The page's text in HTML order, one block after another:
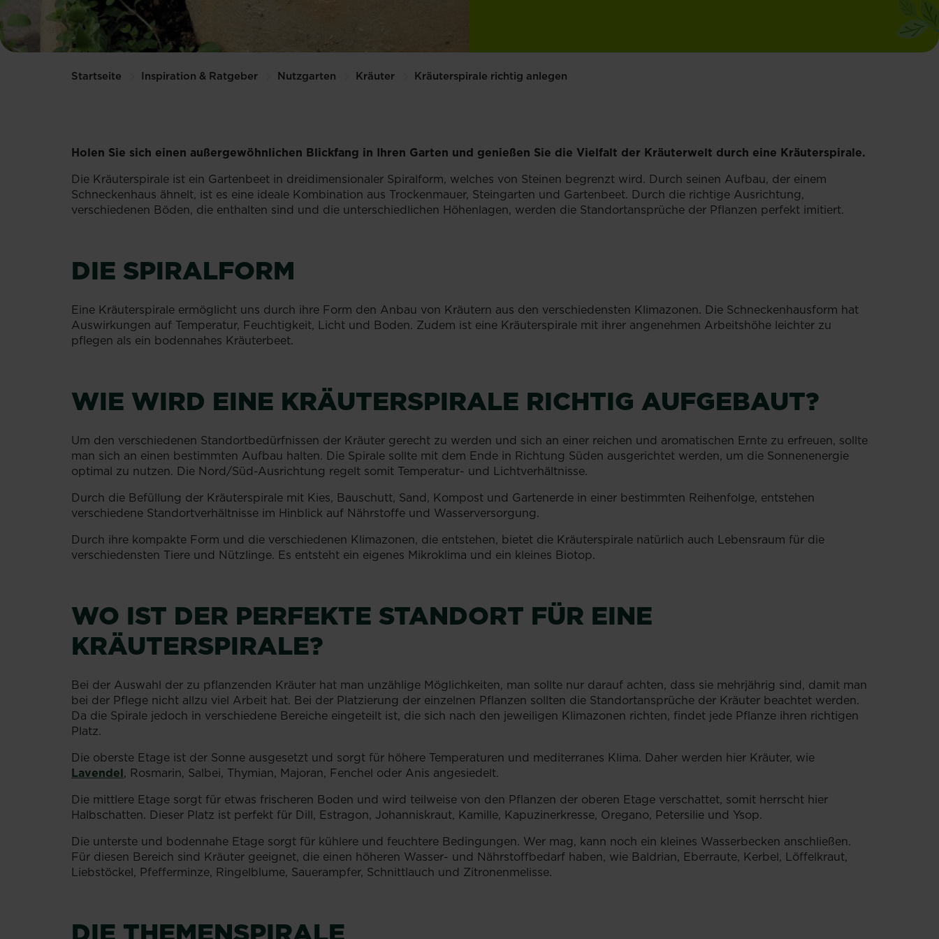
Startseite Inspiration & Ratgeber Nutzgarten Kräuter Kräuterspirale richtig anlegen
Holen Sie sich einen außergewöhnlichen Blickfang in Ihren Garten und genießen Sie die Vielfalt der Kräuterwelt durch eine Kräuterspirale.
Die Kräuterspirale ist ein Gartenbeet in dreidimensionaler Spiralform, welches von Steinen begrenzt wird. Durch seinen Aufbau, der einem
Schneckenhaus ähnelt, ist es eine ideale Kombination aus Trockenmauer, Steingarten und Gartenbeet. Durch die richtige Ausrichtung,
verschiedenen Böden, die enthalten sind und die unterschiedlichen Höhenlagen, werden die Standortansprüche der Pflanzen perfekt imitiert.
DIE SPIRALFORM
Eine Kräuterspirale ermöglicht uns durch ihre Form den Anbau von Kräutern aus den verschiedensten Klimazonen. Die Schneckenhausform hat
Auswirkungen auf Temperatur, Feuchtigkeit, Licht und Boden. Zudem ist eine Kräuterspirale mit ihrer angenehmen Arbeitshöhe leichter zu
pflegen als ein bodennahes Kräuterbeet.
WIE WIRD EINE KRÄUTERSPIRALE RICHTIG AUFGEBAUT?
Um den verschiedenen Standortbedürfnissen der Kräuter gerecht zu werden und sich an einer reichen und aromatischen Ernte zu erfreuen, sollte
man sich an einen bestimmten Aufbau halten. Die Spirale sollte mit dem Ende in Richtung Süden ausgerichtet werden, um die Sonnenenergie
optimal zu nutzen. Die Nord/Süd-Ausrichtung regelt somit Temperatur- und Lichtverhältnisse.
Durch die Befüllung der Kräuterspirale mit Kies, Bauschutt, Sand, Kompost und Gartenerde in einer bestimmten Reihenfolge, entstehen
verschiedene Standortverhältnisse im Hinblick auf Nährstoffe und Wasserversorgung.
Durch ihre kompakte Form und die verschiedenen Klimazonen, die entstehen, bietet die Kräuterspirale natürlich auch Lebensraum für die
verschiedensten Tiere und Nützlinge. Es entsteht ein eigenes Mikroklima und ein kleines Biotop.
WO IST DER PERFEKTE STANDORT FÜR EINE
KRÄUTERSPIRALE?
Bei der Auswahl der zu pflanzenden Kräuter hat man unzählige Möglichkeiten, man sollte nur darauf achten, dass sie mehrjährig sind, damit man
bei der Pflege nicht allzu viel Arbeit hat. Bei der Platzierung der einzelnen Pflanzen sollten die Standortansprüche der Kräuter beachtet werden.
Da die Spirale jedoch in verschiedene Bereiche eingeteilt ist, die sich nach den jeweiligen Klimazonen richten, findet jede Pflanze ihren richtigen
Platz.
Die oberste Etage ist der Sonne ausgesetzt und sorgt für höhere Temperaturen und mediterranes Klima. Daher werden hier Kräuter, wie
Lavendel, Rosmarin, Salbei, Thymian, Majoran, Fenchel oder Anis angesiedelt.
Die mittlere Etage sorgt für etwas frischeren Boden und wird teilweise von den Pflanzen der oberen Etage verschattet, somit herrscht hier
Halbschatten. Dieser Platz ist perfekt für Dill, Estragon, Johanniskraut, Kamille, Kapuzinerkresse, Oregano, Petersilie und Ysop.
Die unterste und bodennahe Etage sorgt für kühlere und feuchtere Bedingungen. Wer mag, kann noch ein kleines Wasserbecken anschließen.
Für diesen Bereich sind Kräuter geeignet, die einen höheren Wasser- und Nährstoffbedarf haben, wie Baldrian, Eberraute, Kerbel, Löffelkraut,
Liebstöckel, Pfefferminze, Ringelblume, Sauerampfer, Schnittlauch und Zitronenmelisse.